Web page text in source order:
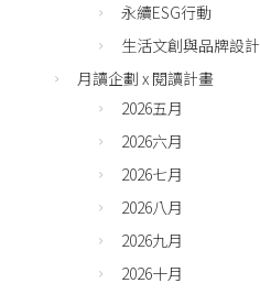
永續ESG行動
生活文創與品牌設計
月讀企劃 x 閱讀計畫
2026五月
2026六月
2026七月
2026八月
2026九月
2026十月